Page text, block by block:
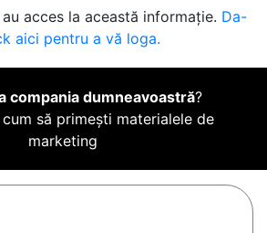
acces la această informație. Da-
aici pentru a vă loga.
compania dumneavoastră?
să primești materialele de
marketing